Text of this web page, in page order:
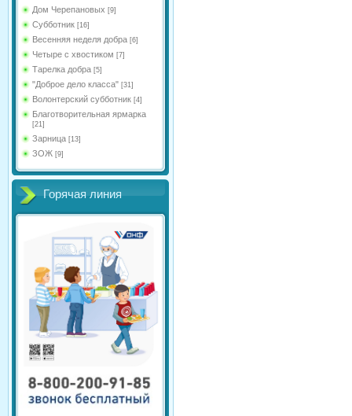
Дом Черепановых [9]
Субботник [16]
Весенняя неделя добра [6]
Четыре с хвостиком [7]
Тарелка добра [5]
"Доброе дело класса" [31]
Волонтерский субботник [4]
Благотворительная ярмарка
[21]
Зарница [13]
ЗОЖ [9]
Горячая линия